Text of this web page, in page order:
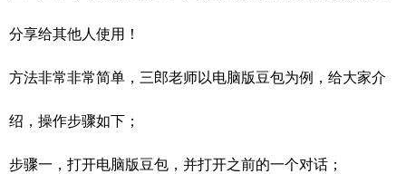
分享给其他人使用！
方法非常非常简单，三郎老师以电脑版豆包为例，给大家介
绍，操作步骤如下；
步骤一，打开电脑版豆包，并打开之前的一个对话；